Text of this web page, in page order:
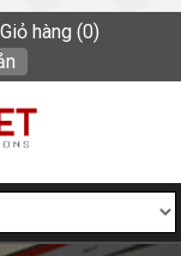
Giỏ hàng (0)